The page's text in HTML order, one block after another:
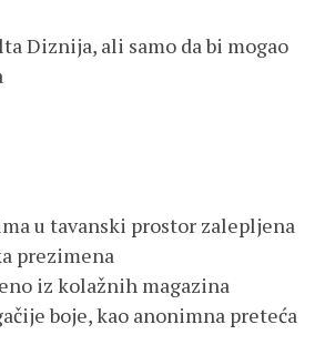
Diznija, ali samo da bi mogao
u tavanski prostor zalepljena
prezimena
iz kolažnih magazina
boje, kao anonimna preteća